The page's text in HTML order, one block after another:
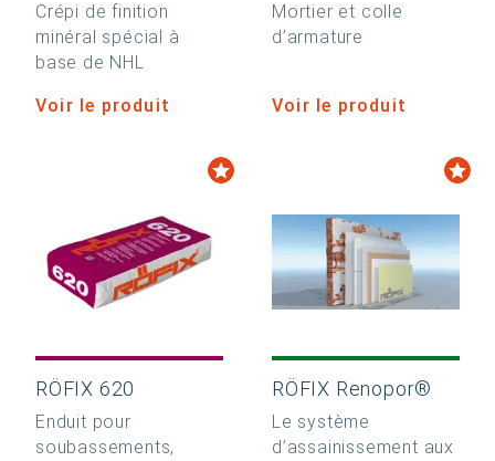
Crépi de finition
minéral spécial à
base de NHL
Voir le produit
Mortier et colle
d’armature
Voir le produit
RÖFIX 620
Enduit pour
soubassements,
RÖFIX Renopor®
Le système
d’assainissement aux